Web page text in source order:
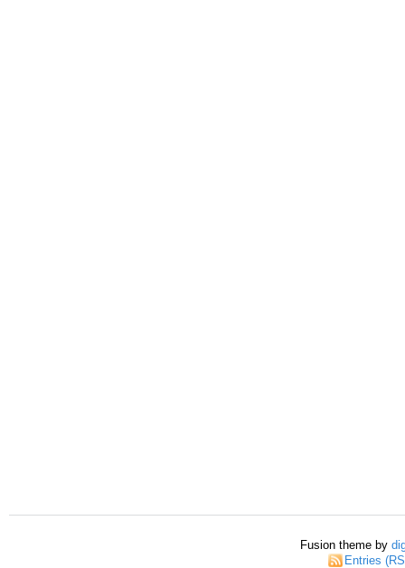
Fusion theme by
Entries